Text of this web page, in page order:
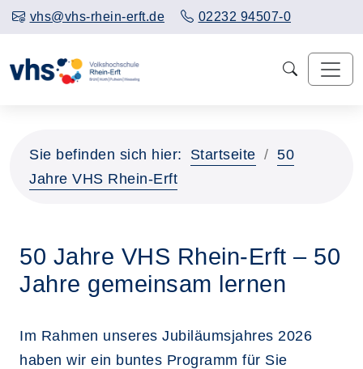
vhs@vhs-rhein-erft.de 02232 94507-0
Sie befinden sich hier: Startseite
50
Jahre VHS Rhein-Erft
50 Jahre VHS Rhein-Erft – 50
Jahre gemeinsam lernen
Im Rahmen unseres Jubiläumsjahres 2026
haben wir ein buntes Programm für Sie